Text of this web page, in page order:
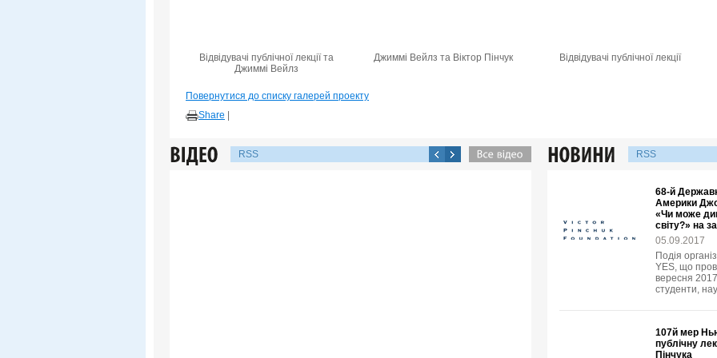
Відвідувачі публічної лекції та
Джиммі Вейлз
Джиммі Вейлз та Віктор Пінчук Відвідувачі публічної лекції
Повернутися до списку галерей проекту
Share
RSS RSS
68-й
Америки
«Чи може
світу?» на
05.09.2017
Подія
YES, що
вересня 2017
студенти,
107й мер
публічну
Пінчука